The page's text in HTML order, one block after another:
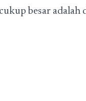
besar adalah